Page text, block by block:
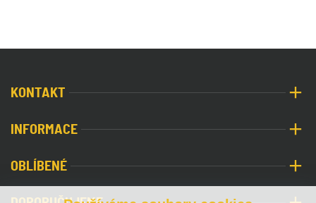
KONTAKT
INFORMACE
OBLÍBENÉ